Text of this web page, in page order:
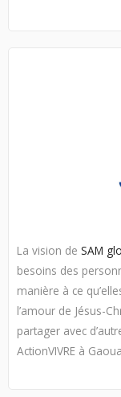
La vision de SAM
besoins des
manière à ce
l’amour de Jésus-
partager avec
ActionVIVRE à